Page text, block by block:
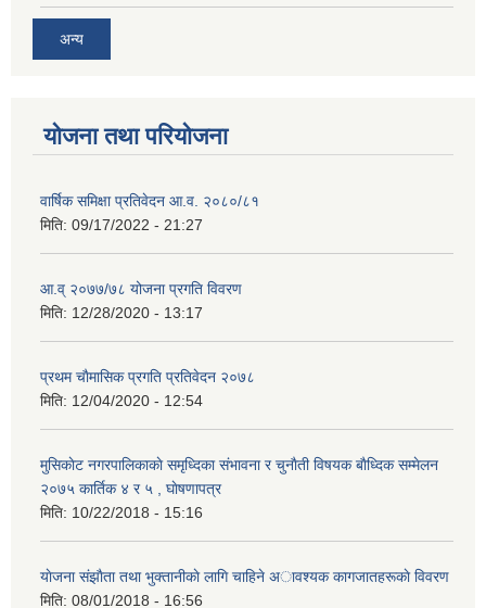
अन्य
योजना तथा परियोजना
वार्षिक समिक्षा प्रतिवेदन आ.व. २०८०/८१
मिति: 09/17/2022 - 21:27
आ.व् २०७७/७८ योजना प्रगति विवरण
मिति: 12/28/2020 - 13:17
प्रथम चाैमासिक प्रगति प्रतिवेदन २०७८
मिति: 12/04/2020 - 12:54
मुसिकाेट नगरपालिकाकाे समृध्दिका संभावना र चुनाैती विषयक बाैध्दिक सम्मेलन
२०७५ कार्तिक ४ र ५ , घाेषणापत्र
मिति: 10/22/2018 - 15:16
याेजना संझाैता तथा भुक्तानीकाे लागि चाहिने अावश्यक कागजातहरूकाे विवरण
मिति: 08/01/2018 - 16:56